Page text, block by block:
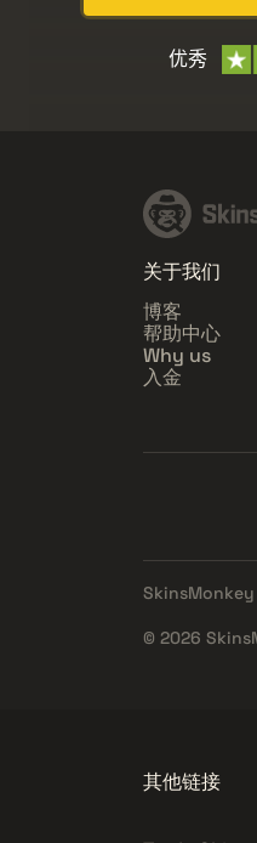
优秀
关于我们
博客
帮助中心
Why us
入金
SkinsMonkey
© 2026
其他链接